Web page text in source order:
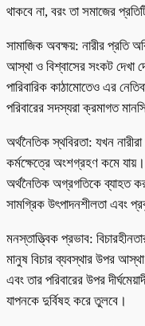
থাকবে না, বরং তা সমাজের
সামাজিক অবক্ষয়: নারীর প্রতি
আস্থা ও বিশ্বাসের সংকট দেখা
পারিবারিক কাঠামোতেও এর
পরিবারের সদস্যরা ক্রমাগত
অর্থনৈতিক স্থবিরতা: যখন
কর্মক্ষেত্রে অংশগ্রহণ কমে
অর্থনৈতিক অগ্রগতিকে ব্যাহত
সামগ্রিক উৎপাদনশীলতা এবং
মনস্তাত্ত্বিক প্রভাব:
মানুষ বিচার ব্যবস্থার উপর আস্থা
এবং তার পরিবারের উপর
যাপনকে দুর্বিষহ করে তুলবে।